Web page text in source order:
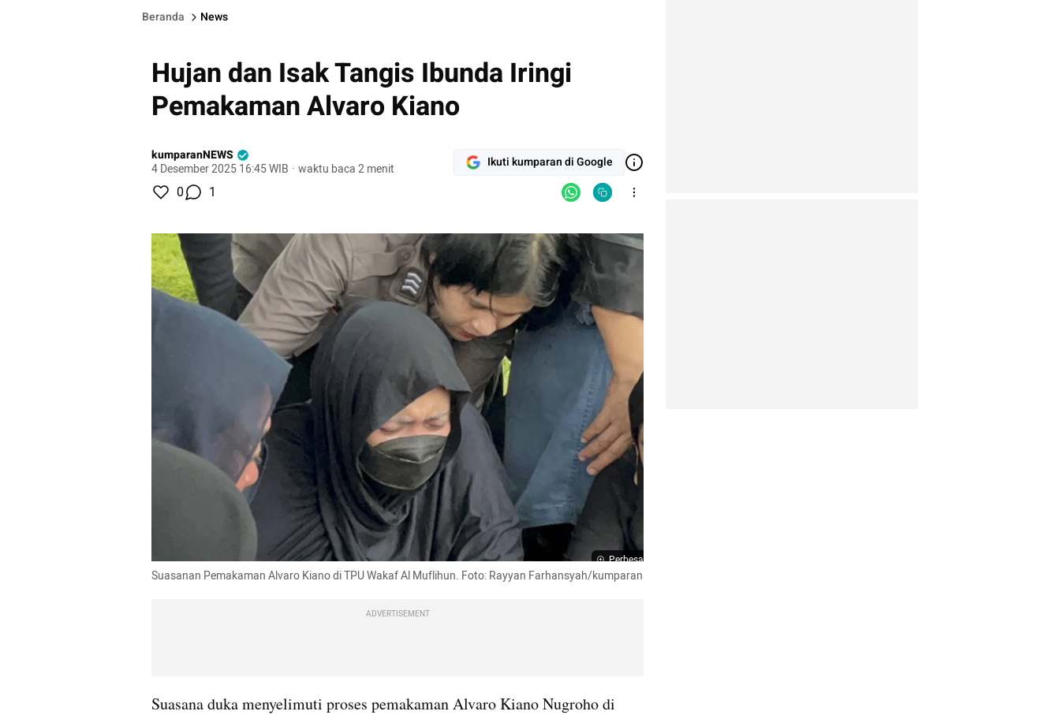
Beranda News
Hujan dan Isak Tangis Ibunda Iringi
Pemakaman Alvaro Kiano
kumparanNEWS
4 Desember 2025 16:45 WIB · waktu baca 2 menit Ikuti kumparan di Google
0 1
Perbesar
Suasanan Pemakaman Alvaro Kiano di TPU Wakaf Al Muflihun. Foto: Rayyan Farhansyah/kumparan
ADVERTISEMENT
Suasana duka menyelimuti proses pemakaman Alvaro Kiano Nugroho di